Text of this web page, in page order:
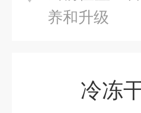
养和升级
冷冻